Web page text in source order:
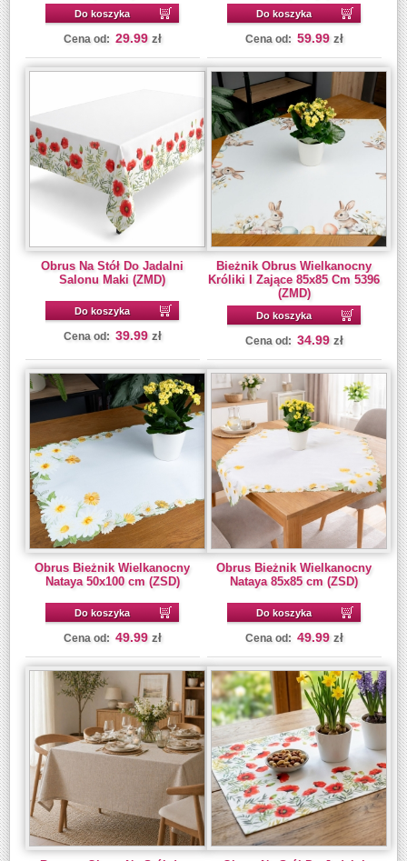
Do koszyka
Cena od: 29.99 zł
Do koszyka
Cena od: 59.99 zł
Obrus Na Stół Do Jadalni
Salonu Maki (ZMD)
Do koszyka
Cena od: 39.99 zł
Bieżnik Obrus Wielkanocny
Króliki I Zające 85x85 Cm 5396
(ZMD)
Do koszyka
Cena od: 34.99 zł
Obrus Bieżnik Wielkanocny
Nataya 50x100 cm (ZSD)
Do koszyka
Cena od: 49.99 zł
Obrus Bieżnik Wielkanocny
Nataya 85x85 cm (ZSD)
Do koszyka
Cena od: 49.99 zł